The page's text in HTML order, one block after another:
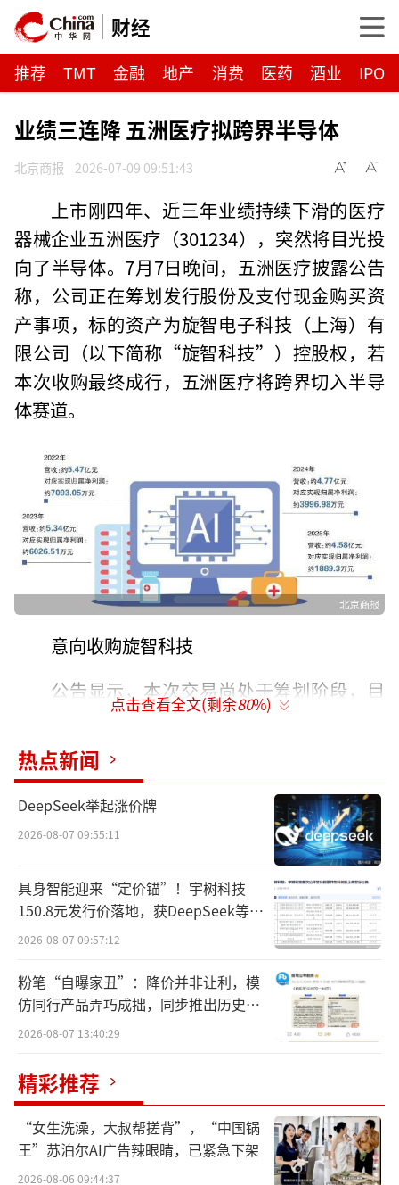
财经
推荐 TMT 金融 地产 消费 医药 酒业 IPO
业绩三连降 五洲医疗拟跨界半导体
北京商报 2026-07-09 09:51:43
上市刚四年、近三年业绩持续下滑的医疗
器械企业五洲医疗（301234），突然将目光投
向了半导体。7月7日晚间，五洲医疗披露公告
称，公司正在筹划发行股份及支付现金购买资
产事项，标的资产为旋智电子科技（上海）有
限公司（以下简称“旋智科技”）控股权，若
本次收购最终成行，五洲医疗将跨界切入半导
体赛道。
意向收购旋智科技
公告显示，本次交易尚处于筹划阶段，目
前五洲医疗已与主要交易对方签署《股权收购
意向协议》，初步达成股权收购的意向，初步
确定的交易对方为刘刚及其他意向股东。因相
关事项处于筹划阶段，尚存在不确定性，五洲
医疗自7月8日开市起停牌，公司预计将在不超
过10个交易日内，即7月22日前披露交易方案。
7月7日，五洲医疗收盘价报34元/股，下跌4.7
1%，总市值约23.12亿元。
半导体公司电机控制产品线事业部，2014年底
通过管理层收购完成业务剥离，正式独立运
营。旋智科技致力于成长为电力转换（Power
Conversion）领域的系统级芯片企业，近十年
深耕电机控制芯片及配套先进核心算法研发。
公司已成功量产多代高性能、高集成度、高可
靠性电机控制芯片，产品大批量落地于低空经
点击查看全文(剩余80%)
热点新闻
DeepSeek举起涨价牌
2026-08-07 09:55:11
具身智能迎来“定价锚”！宇树科技
150.8元发行价落地，获DeepSeek等豪
华战配加持
2026-08-07 09:57:12
粉笔“自曝家丑”：降价并非让利，模
仿同行产品弄巧成拙，同步推出历史学
员退费方案
2026-08-07 13:40:29
精彩推荐
“女生洗澡，大叔帮搓背”，“中国锅
王”苏泊尔AI广告辣眼睛，已紧急下架
2026-08-06 09:44:37